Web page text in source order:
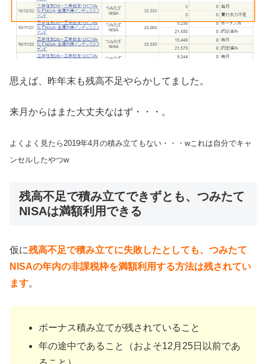
思えば、昨年末も残高不足やらかしてました。
来月からはまた大丈夫なはず・・・。
よくよく見たら2019年4月の積み立てもない・・・wこれは自分でキャ
ンセルしたやつw
残高不足で積み立てできずとも、つみたて
NISAは満額利用できる
仮に残高不足で積み立てに失敗したとしても、つみたて
NISAの年内の非課税枠を満額利用する方法は残されてい
ます。
ボーナス積み立てが残されていること
年の途中であること（およそ12月25日以前であ